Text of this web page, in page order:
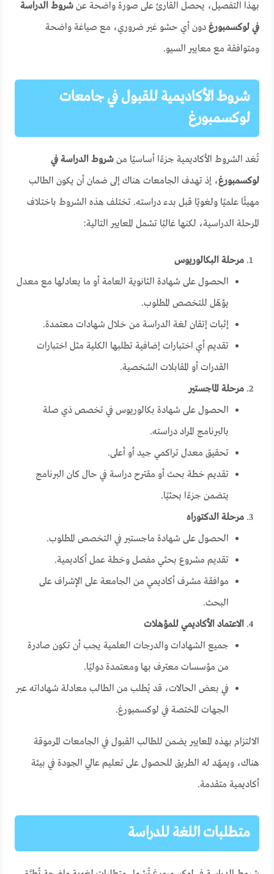
بهذا التفصيل، يحصل القارئ على صورة واضحة عنشروط الدراسة
في لوكسمبورغ دون أي حشو غير ضروري، مع صياغة واضحة
ومتوافقة مع معايير السيو.
شروط الأكاديمية للقبول في جامعات
لوكسمبورغ
تُعَد الشروط الأكاديمية جزءًا أساسيًا منشروط الدراسة في
لوكسمبورغ، إذ تهدف الجامعات هناك إلى ضمان أن يكون الطالب
مهيئًا علميًا ولغويًا قبل بدء دراسته. تختلف هذه الشروط باختلاف
المرحلة الدراسية، لكنها غالبًا تشمل المعايير التالية:
مرحلة البكالوريوس
الحصول على شهادة الثانوية العامة أو ما يعادلها مع معدل
يؤهّل للتخصص المطلوب.
إثبات إتقان لغة الدراسة من خلال شهادات معتمدة.
تقديم أي اختبارات إضافية تطلبها الكلية مثل اختبارات
القدرات أو المقابلات الشخصية.
مرحلة الماجستير
الحصول على شهادة بكالوريوس في تخصص ذي صلة
بالبرنامج المراد دراسته.
تحقيق معدل تراكمي جيد أو أعلى.
تقديم خطة بحث أو مقترح دراسة في حال كان البرنامج
يتضمن جزءًا بحثيًا.
مرحلة الدكتوراه
الحصول على شهادة ماجستير في التخصص المطلوب.
تقديم مشروع بحثي مفصل وخطة عمل أكاديمية.
موافقة مشرف أكاديمي من الجامعة على الإشراف على
البحث.
الاعتماد الأكاديمي للمؤهلات
جميع الشهادات والدرجات العلمية يجب أن تكون صادرة
من مؤسسات معترف بها ومعتمدة دوليًا.
في بعض الحالات، قد يُطلب من الطالب معادلة شهاداته عبر
الجهات المختصة في لوكسمبورغ.
الالتزام بهذه المعايير يضمن للطالب القبول في الجامعات المرموقة
هناك، ويمهّد له الطريق للحصول على تعليم عالي الجودة في بيئة
أكاديمية متقدمة.
متطلبات اللغة للدراسة